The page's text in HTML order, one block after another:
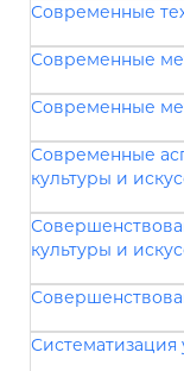
Современные
Современные
Современные
Современные
культуры и
культуры и
Систематизация